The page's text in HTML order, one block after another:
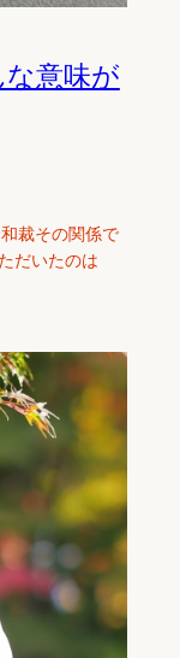
意味が
裁その関係で
だいたのは